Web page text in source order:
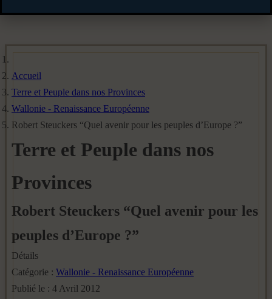
Accueil
Terre et Peuple dans nos Provinces
Wallonie - Renaissance Européenne
Robert Steuckers “Quel avenir pour les peuples d’Europe ?”
Terre et Peuple dans nos
Provinces
Robert Steuckers “Quel avenir pour les
peuples d’Europe ?”
Détails
Catégorie : Wallonie - Renaissance Européenne
Publié le : 4 Avril 2012